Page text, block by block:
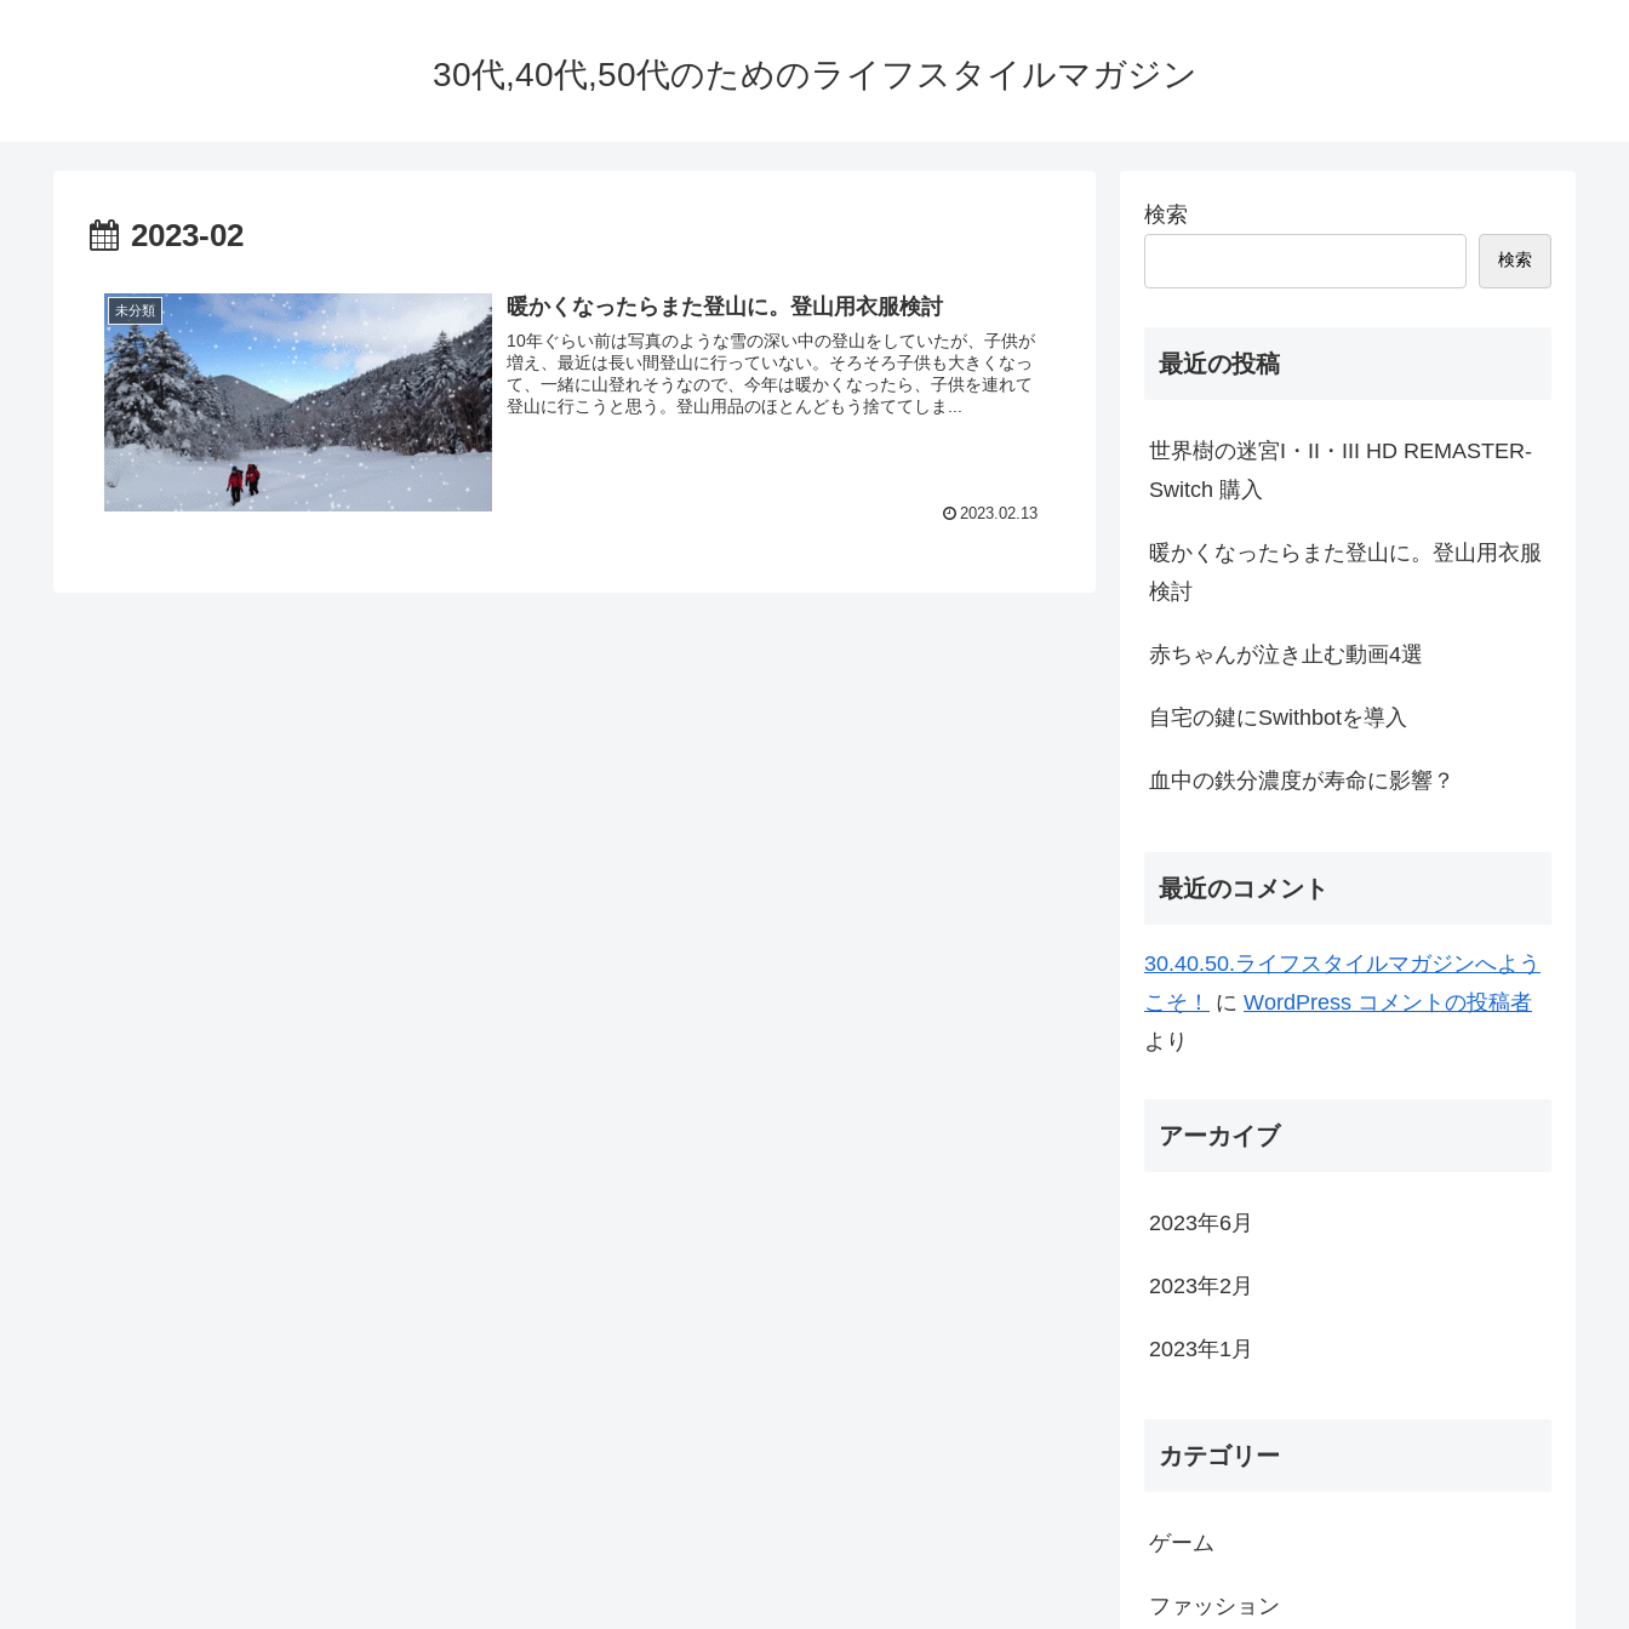
30代,40代,50代のためのライフスタイルマガジン
2023-02
未分類 暖かくなったらまた登山に。登山用衣服検討
10年ぐらい前は写真のような雪の深い中の登山をしていたが、子供が
増え、最近は長い間登山に行っていない。そろそろ子供も大きくなっ
て、一緒に山登れそうなので、今年は暖かくなったら、子供を連れて
登山に行こうと思う。登山用品のほとんどもう捨ててしま...
2023.02.13
検索
検索
最近の投稿
世界樹の迷宮I・II・III HD REMASTER-
Switch 購入
暖かくなったらまた登山に。登山用衣服
検討
赤ちゃんが泣き止む動画4選
自宅の鍵にSwithbotを導入
血中の鉄分濃度が寿命に影響？
最近のコメント
30.40.50.ライフスタイルマガジンへよう
こそ！
に WordPress コメントの投稿者
より
アーカイブ
2023年6月
2023年2月
2023年1月
カテゴリー
ゲーム
ファッション